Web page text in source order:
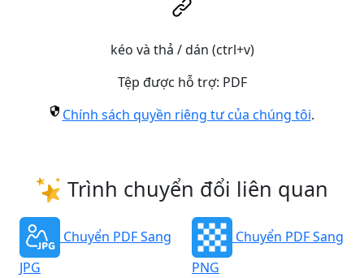
kéo và thả / dán (ctrl+v)
Tệp được hỗ trợ: PDF
Chính sách quyền riêng tư của chúng tôi.
Trình chuyển đổi liên quan
Chuyển PDF Sang
JPG
Chuyển PDF Sang
PNG